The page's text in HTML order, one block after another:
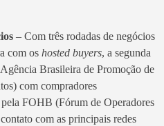
– Com três rodadas de negócios
com os hosted buyers, a segunda
Brasileira de Promoção de
com compradores
FOHB (Fórum de Operadores
com as principais redes